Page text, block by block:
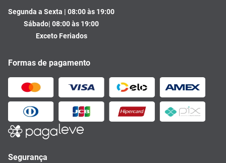
Segunda a Sexta | 08:00 às 19:00
Sábado| 08:00 às 19:00
Exceto Feriados
Formas de pagamento
Segurança